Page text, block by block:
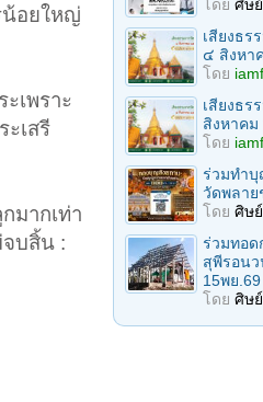
น้อยใหญ่
เพราะ
เสรี
มากเท่า
บสิ้น :
โดย ศิษ
เสียงธร
๔ สิงหา
โดย
เสียงธ
สิงหาค
โดย
ร่วมทํา
วัดพลา
โดย ศิษ
ร่วมทอด
สุพีรอน
15พย.69
โดย ศิษ